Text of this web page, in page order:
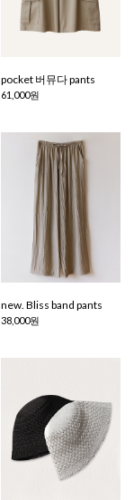
pocket 버뮤다 pants
61,000원
new. Bliss band pants
38,000원